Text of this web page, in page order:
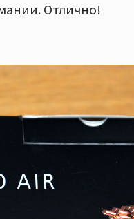
Отлично!